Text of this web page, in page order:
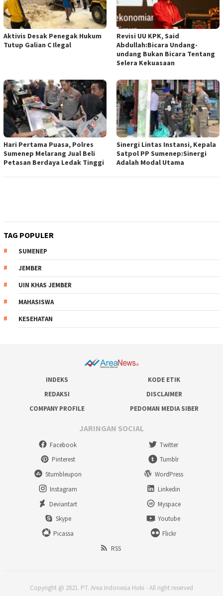
Aktivis Desak Penegak Hukum
Tutup Galian C Ilegal
Revisi UU KPK, Said
Abdullah:Bicara Undang-
undang Bukan Bicara Tentang
Selera Kekuasaan
Hari Pertama Puasa, Polres
Sumenep Melarang Jual Beli
Petasan Berdaya Ledak Tinggi
Sinergi Lintas Instansi, Kepala
Satpol PP Sumenep:Sinergi
Adalah Modal Utama
TAG POPULER
SUMENEP
JEMBER
UIN KHAS JEMBER
MAHASISWA
KESEHATAN
INDEKS
KODE ETIK
REDAKSI
DISCLAIMER
COMPANY PROFILE
PEDOMAN MEDIA SIBER
JARINGAN SOCIAL
Facebook
Twitter
Pinterest
Tumblr
Stumbleupon
WordPress
Instagram
Linkedin
Deviantart
Myspace
Skype
Youtube
Picassa
Flickr
RSS
Copyright @ 2021. PT. Area Indonesia Hoki - All right reserved